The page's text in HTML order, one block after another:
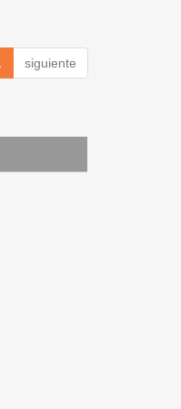
siguiente